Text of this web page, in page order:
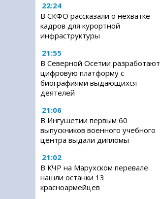
22:24
В СКФО рассказали о нехватке
кадров для курортной
инфраструктуры
21:55
В Северной Осетии разработают
цифровую платформу с
биографиями выдающихся
деятелей
21:06
В Ингушетии первым 60
выпускников военного учебного
центра выдали дипломы
21:02
В КЧР на Марухском перевале
нашли останки 13
красноармейцев